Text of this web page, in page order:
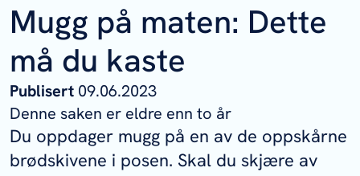
Mugg på maten: Dette
må du kaste
Publisert 09.06.2023
Denne saken er eldre enn to år
Du oppdager mugg på en av de oppskårne
brødskivene i posen. Skal du skjære av